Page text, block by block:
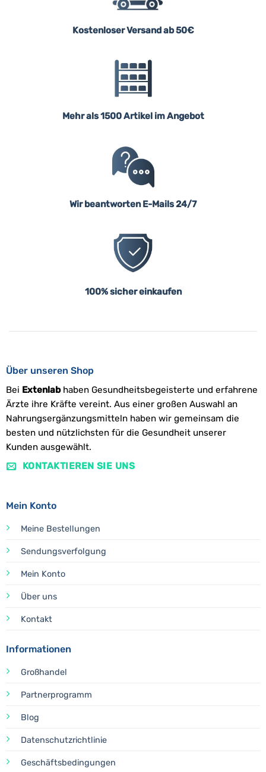
Kostenloser Versand ab 50€
Mehr als 1500 Artikel im Angebot
Wir beantworten E-Mails 24/7
100% sicher einkaufen
Über unseren Shop
Bei Extenlabhaben Gesundheitsbegeisterte und erfahrene
Ärzte ihre Kräfte vereint. Aus einer großen Auswahl an
Nahrungsergänzungsmitteln haben wir gemeinsam die
besten und nützlichsten für die Gesundheit unserer
Kunden ausgewählt.
KONTAKTIEREN SIE UNS
Mein Konto
Meine Bestellungen
Sendungsverfolgung
Mein Konto
Über uns
Kontakt
Informationen
Großhandel
Partnerprogramm
Blog
Datenschutzrichtlinie
Geschäftsbedingungen